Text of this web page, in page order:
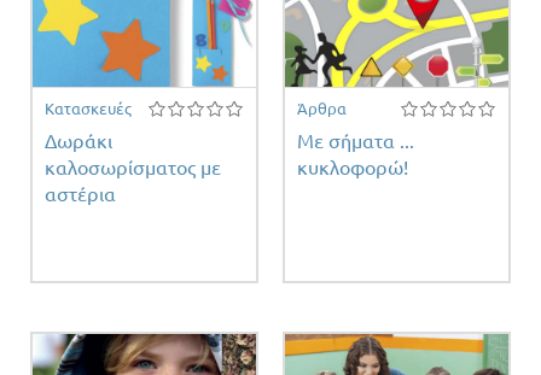
Κατασκευές
Δωράκι
καλοσωρίσματος με
αστέρια
Άρθρα
Με σήματα ...
κυκλοφορώ!